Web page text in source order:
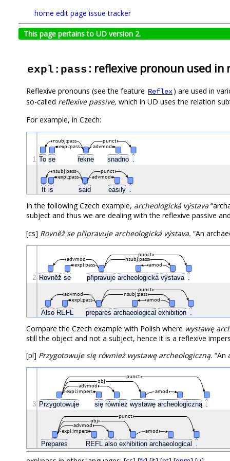
home edit page issue tracker
This page pertains to UD version 2.
expl:pass : reflexive pronoun used in
Reflexive pronouns (see the feature Reflex) are used in
so-called reflexive passive, which in UD uses the relation
For example, in Czech:
To se řekne snadno .
It is said easily .
expl:pass advmod
nsubj:pass punct
expl:pass advmod
nsubj:pass punct
1
In the following Czech example, archeologická výstava
subject and thus we are dealing with the reflexive passive
[cs] Rovněž se připravuje archeologická výstava. “An
Rovněž se připravuje archeologická výstava .
Also REFL prepares archaeological exhibition .
expl:pass amod
advmod nsubj:pass
punct
expl:pass amod
advmod nsubj:pass
punct
2
Compare the Czech example with Polish where wystawę
still the object and not a subject, hence it is a reflexive
[pl] Przygotowuje się również wystawę archeologiczną. “An
Przygotowuje się również wystawę archeologiczną .
Prepares REFL also exhibition archaeological .
expl:impers amod
advmod
obj
punct
expl:impers amod
advmod
obj
punct
3